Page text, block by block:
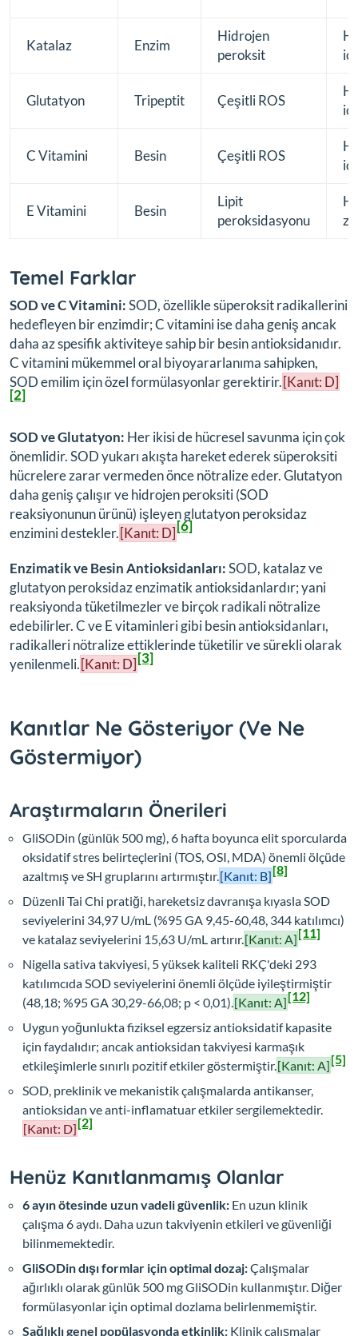
Katalaz Enzim
Hidrojen
peroksit
içi
Glutatyon Tripeptit Çeşitli ROS
içi
C Vitamini Besin Çeşitli ROS
E Vitamini Besin
Lipit
peroksidasyonu
Temel Farklar
SOD ve C Vitamini:SOD, özellikle süperoksit radikallerini
hedefleyen bir enzimdir; C vitamini ise daha geniş ancak
daha az spesifik aktiviteye sahip bir besin antioksidanıdır.
C vitamini mükemmel oral biyoyararlanıma sahipken,
SOD emilim için özel formülasyonlar gerektirir.[Kanıt: D]
[2]
SOD ve Glutatyon: Her ikisi de hücresel savunma için çok
önemlidir. SOD yukarı akışta hareket ederek süperoksiti
hücrelere zarar vermeden önce nötralize eder. Glutatyon
daha geniş çalışır ve hidrojen peroksiti (SOD
reaksiyonunun ürünü) işleyen glutatyon peroksidaz
enzimini destekler.[Kanıt: D][6]
Enzimatik ve Besin Antioksidanları:SOD, katalaz ve
glutatyon peroksidaz enzimatik antioksidanlardır; yani
reaksiyonda tüketilmezler ve birçok radikali nötralize
edebilirler. C ve E vitaminleri gibi besin antioksidanları,
radikalleri nötralize ettiklerinde tüketilir ve sürekli olarak
yenilenmeli.[Kanıt: D][3]
Kanıtlar Ne Gösteriyor (Ve Ne
Göstermiyor)
Araştırmaların Önerileri
GliSODin (günlük 500 mg), 6 hafta boyunca elit sporcularda
oksidatif stres belirteçlerini (TOS, OSI, MDA) önemli ölçüde
azaltmış ve SH gruplarını artırmıştır.[Kanıt: B][8]
Düzenli Tai Chi pratiği, hareketsiz davranışa kıyasla SOD
seviyelerini 34,97 U/mL (%95 GA 9,45-60,48, 344 katılımcı)
ve katalaz seviyelerini 15,63 U/mL artırır.[Kanıt: A][11]
Nigella sativa takviyesi, 5 yüksek kaliteli RKÇ'deki 293
katılımcıda SOD seviyelerini önemli ölçüde iyileştirmiştir
(48,18; %95 GA 30,29-66,08; p < 0,01).[Kanıt: A][12]
Uygun yoğunlukta fiziksel egzersiz antioksidatif kapasite
için faydalıdır; ancak antioksidan takviyesi karmaşık
etkileşimlerle sınırlı pozitif etkiler göstermiştir.[Kanıt: A][5]
SOD, preklinik ve mekanistik çalışmalarda antikanser,
antioksidan ve anti-inflamatuar etkiler sergilemektedir.
[Kanıt: D][2]
Henüz Kanıtlanmamış Olanlar
6 ayın ötesinde uzun vadeli güvenlik: En uzun klinik
çalışma 6 aydı. Daha uzun takviyenin etkileri ve güvenliği
bilinmemektedir.
GliSODin dışı formlar için optimal dozaj:Çalışmalar
ağırlıklı olarak günlük 500 mg GliSODin kullanmıştır. Diğer
formülasyonlar için optimal dozlama belirlenmemiştir.
Sağlıklı genel popülasyonda etkinlik: Klinik çalışmalar